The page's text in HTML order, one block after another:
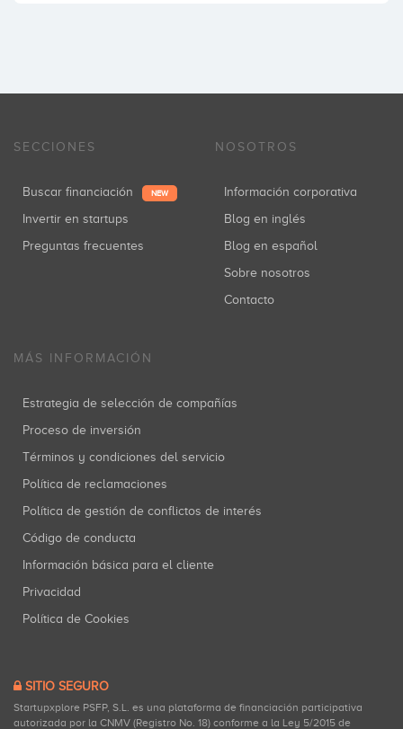
SECCIONES
Buscar financiación NEW
Invertir en startups
Preguntas frecuentes
NOSOTROS
Información corporativa
Blog en inglés
Blog en español
Sobre nosotros
Contacto
MÁS INFORMACIÓN
Estrategia de selección de compañías
Proceso de inversión
Términos y condiciones del servicio
Política de reclamaciones
Política de gestión de conflictos de interés
Código de conducta
Información básica para el cliente
Privacidad
Política de Cookies
SITIO SEGURO
Startupxplore PSFP, S.L. es una plataforma de financiación participativa
autorizada por la CNMV (Registro No. 18) conforme a la Ley 5/2015 de